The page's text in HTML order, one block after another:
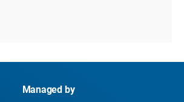
Managed by